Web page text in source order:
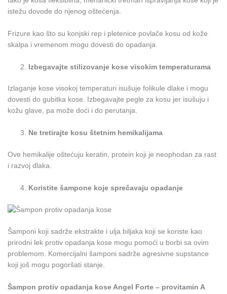
istežu dovode do njenog oštećenja.
Frizure kao što su konjski rep i pletenice povlače kosu od kože
skalpa i vremenom mogu dovesti do opadanja.
Izbegavajte stilizovanje kose visokim temperaturama
Izlaganje kose visokoj temperaturi isušuje folikule dlake i mogu
dovesti do gubitka kose. Izbegavajte pegle za kosu jer isušuju i
kožu glave, pa može doći i do perutanja.
Ne tretirajte kosu štetnim hemikalijama
Ove hemikalije oštećuju keratin, protein koji je neophodan za rast
i razvoj dlaka.
Koristite šampone koje sprečavaju opadanje
Šamponi koji sadrže ekstrakte i ulja biljaka koji se koriste kao
prirodni lek protiv opadanja kose mogu pomoći u borbi sa ovim
problemom. Komercijalni šamponi sadrže agresivne supstance
koji još mogu pogoršati stanje.
Šampon protiv opadanja kose Angel Forte – provitamin A